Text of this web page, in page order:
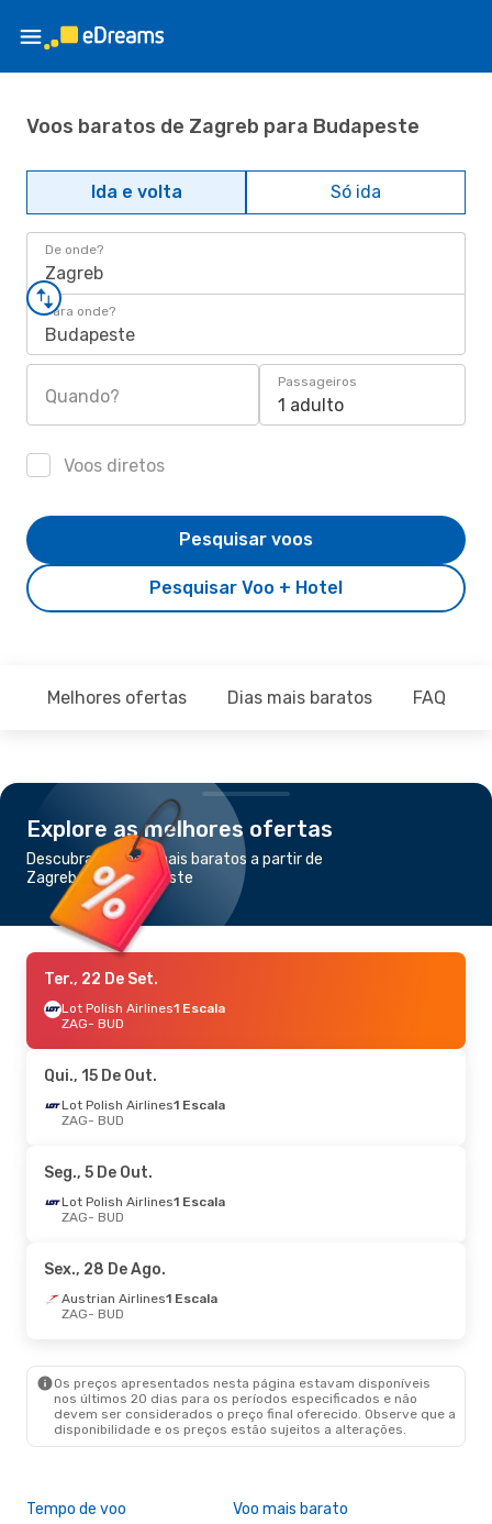
Voos baratos de Zagreb para Budapeste
Ida e volta Só ida
De onde?
Zagreb
Para onde?
Budapeste
Quando?
Passageiros
1 adulto
Voos diretos
Pesquisar Voo + Hotel
Pesquisar voos
Melhores ofertas Dias mais baratos FAQ
Explore as melhores ofertas
Descubra os voos mais baratos a partir de
Zagreb para Budapeste
Ter., 22 De Set.
Lot Polish Airlines1 Escala
ZAG- BUD
Qui., 15 De Out.
Lot Polish Airlines1 Escala
ZAG- BUD
Seg., 5 De Out.
Lot Polish Airlines1 Escala
ZAG- BUD
Sex., 28 De Ago.
Austrian Airlines1 Escala
ZAG- BUD
Os preços apresentados nesta página estavam disponíveis
nos últimos 20 dias para os períodos especificados e não
devem ser considerados o preço final oferecido. Observe que a
disponibilidade e os preços estão sujeitos a alterações.
Tempo de voo Voo mais barato